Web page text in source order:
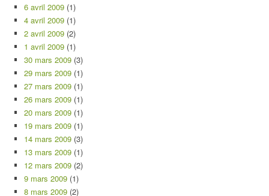
6 avril 2009 (1)
4 avril 2009 (1)
2 avril 2009 (2)
1 avril 2009 (1)
30 mars 2009 (3)
29 mars 2009 (1)
27 mars 2009 (1)
26 mars 2009 (1)
20 mars 2009 (1)
19 mars 2009 (1)
14 mars 2009 (3)
13 mars 2009 (1)
12 mars 2009 (2)
9 mars 2009 (1)
8 mars 2009 (2)